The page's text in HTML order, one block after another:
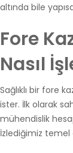
altında bile
Fore
Nasıl
Sağlıklı bir fore
ister. İlk olarak
mühendislik
İzlediğimiz temel